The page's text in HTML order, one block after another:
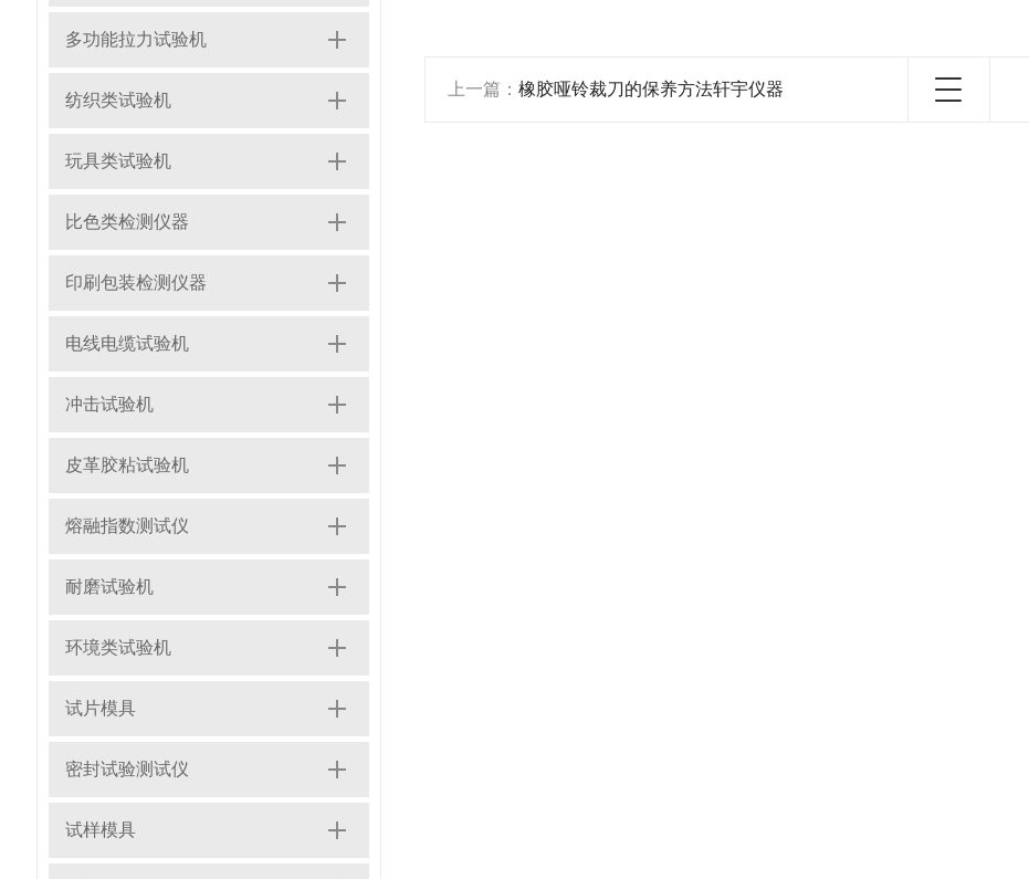
多功能拉力试验机
纺织类试验机
玩具类试验机
比色类检测仪器
印刷包装检测仪器
电线电缆试验机
冲击试验机
皮革胶粘试验机
熔融指数测试仪
耐磨试验机
环境类试验机
试片模具
密封试验测试仪
试样模具
上一篇： 橡胶哑铃裁刀的保养方法轩宇仪器